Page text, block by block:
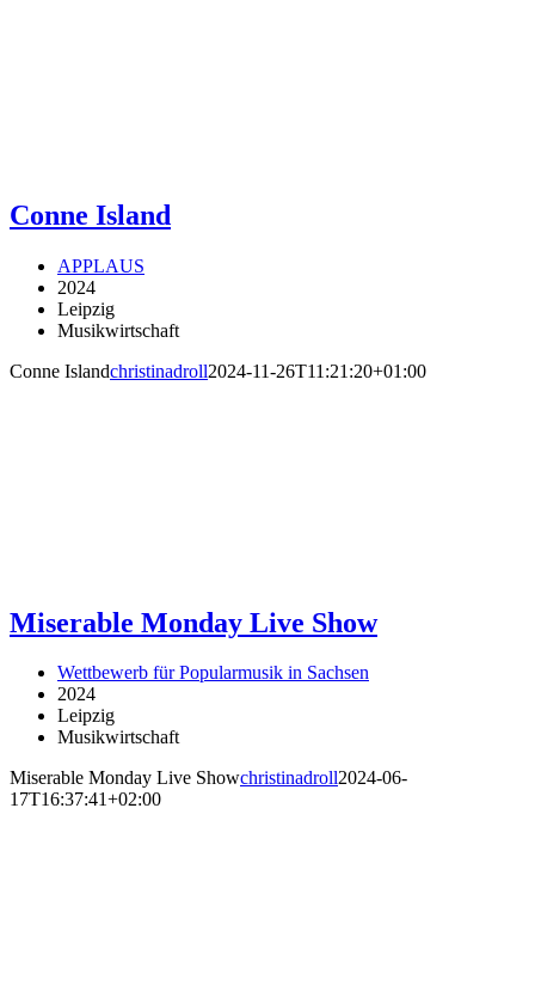
Conne Island
APPLAUS
2024
Leipzig
Musikwirtschaft
Conne Islandchristinadroll2024-11-26T11:21:20+01:00
Miserable Monday Live Show
Wettbewerb für Popularmusik in Sachsen
2024
Leipzig
Musikwirtschaft
Miserable Monday Live Showchristinadroll2024-06-
17T16:37:41+02:00